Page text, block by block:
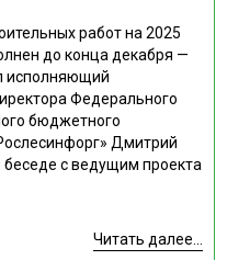
работ на 2025
до конца декабря —
исполняющий
Федерального
бюджетного
Дмитрий
беседе с ведущим проекта
Читать далее...